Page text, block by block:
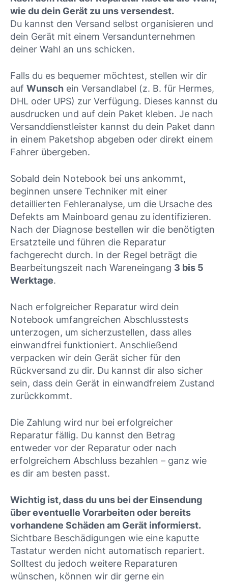
wie du dein Gerät zu uns versendest.
Du kannst den Versand selbst organisieren und
dein Gerät mit einem Versandunternehmen
deiner Wahl an uns schicken.
Falls du es bequemer möchtest, stellen wir dir
auf Wunsch ein Versandlabel (z. B. für Hermes,
DHL oder UPS) zur Verfügung. Dieses kannst du
ausdrucken und auf dein Paket kleben. Je nach
Versanddienstleister kannst du dein Paket dann
in einem Paketshop abgeben oder direkt einem
Fahrer übergeben.
Sobald dein Notebook bei uns ankommt,
beginnen unsere Techniker mit einer
detaillierten Fehleranalyse, um die Ursache des
Defekts am Mainboard genau zu identifizieren.
Nach der Diagnose bestellen wir die benötigten
Ersatzteile und führen die Reparatur
fachgerecht durch. In der Regel beträgt die
Bearbeitungszeit nach Wareneingang 3 bis 5
Werktage.
Nach erfolgreicher Reparatur wird dein
Notebook umfangreichen Abschlusstests
unterzogen, um sicherzustellen, dass alles
einwandfrei funktioniert. Anschließend
verpacken wir dein Gerät sicher für den
Rückversand zu dir. Du kannst dir also sicher
sein, dass dein Gerät in einwandfreiem Zustand
zurückkommt.
Die Zahlung wird nur bei erfolgreicher
Reparatur fällig. Du kannst den Betrag
entweder vor der Reparatur oder nach
erfolgreichem Abschluss bezahlen – ganz wie
es dir am besten passt.
Wichtig ist, dass du uns bei der Einsendung
über eventuelle Vorarbeiten oder bereits
vorhandene Schäden am Gerät informierst.
Sichtbare Beschädigungen wie eine kaputte
Tastatur werden nicht automatisch repariert.
Solltest du jedoch weitere Reparaturen
wünschen, können wir dir gerne ein